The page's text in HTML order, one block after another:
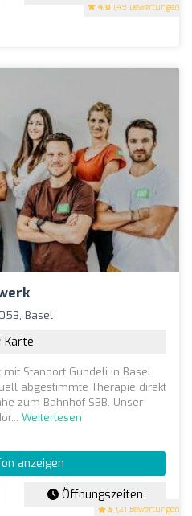
4.8 (49 Bewertungen)
5 (21 Bewertungen)
Basel
Karte
mit Standort Gundeli in Basel
abgestimmte Therapie direkt
zum Bahnhof SBB. Unser
Weiterlesen
anzeigen
Öffnungszeiten